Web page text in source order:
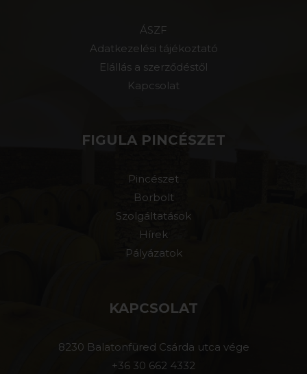
ÁSZF
Adatkezelési tájékoztató
Elállás a szerződéstől
Kapcsolat
FIGULA PINCÉSZET
Pincészet
Borbolt
Szolgáltatások
Hírek
Pályázatok
KAPCSOLAT
8230 Balatonfüred Csárda utca vége
+36 30 662 4332